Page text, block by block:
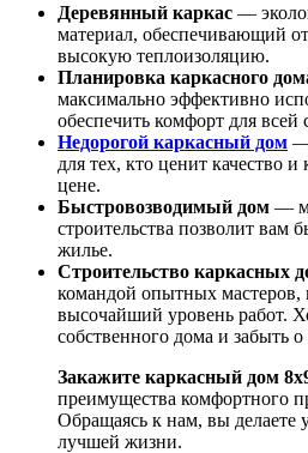
Деревянный каркас —
материал, обеспечивающий
высокую теплоизоляцию.
Планировка каркасного
максимально эффективно
обеспечить комфорт для всей
Недорогой каркасный дом —
для тех, кто ценит качество
цене.
Быстровозводимый дом —
строительства позволит вам
жилье.
Строительство каркасных
командой опытных
высочайший уровень работ.
собственного дома и забыть
Закажите каркасный дом
преимущества комфортного
Обращаясь к нам, вы делаете
лучшей жизни.